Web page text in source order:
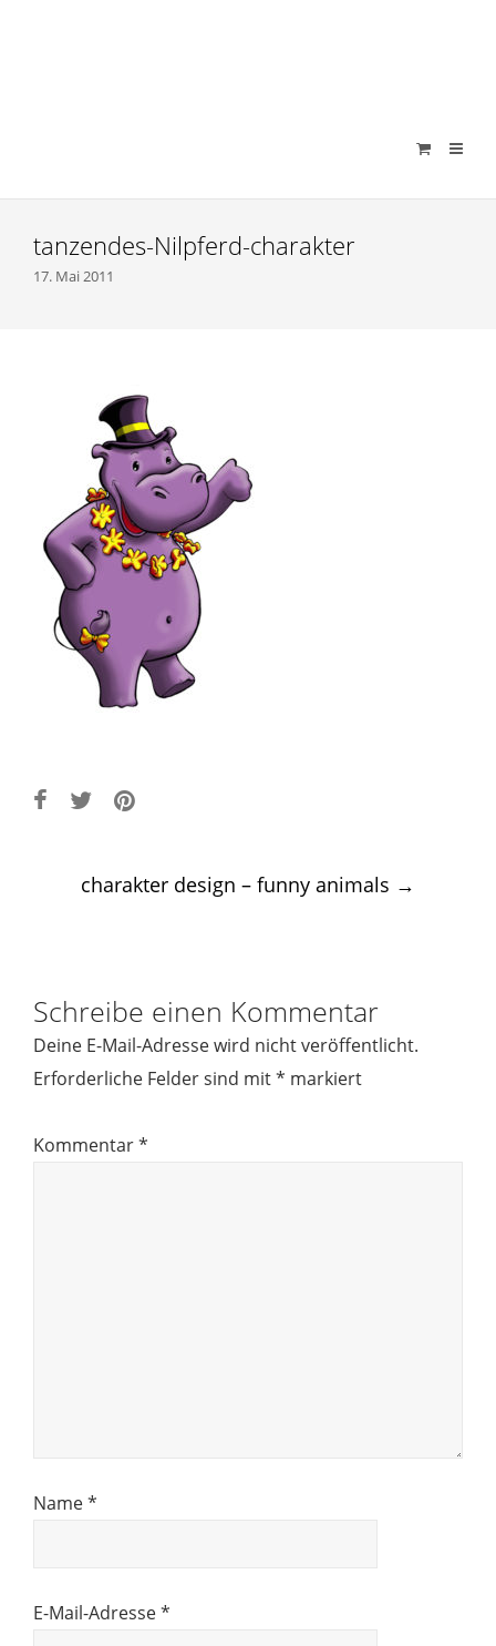
tanzendes-Nilpferd-charakter
17. Mai 2011
Postcharakter design – funny animals →
Schreibe einen Kommentar
Deine E-Mail-Adresse wird nicht veröffentlicht.
Erforderliche Felder sind mit* markiert
Kommentar*
Name*
E-Mail-Adresse*